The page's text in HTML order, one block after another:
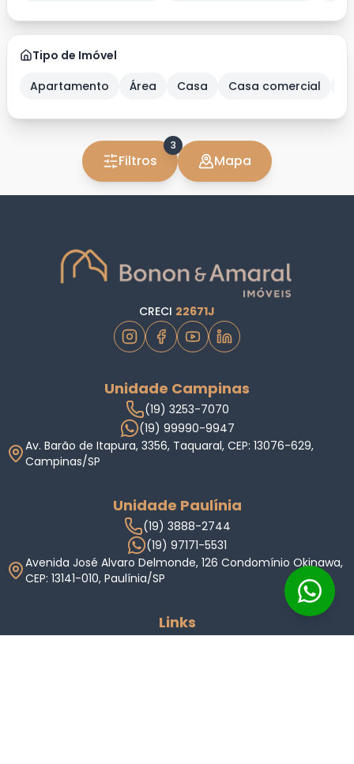
Filtros
3
Mapa
Tipo de Imóvel
Apartamento
Área Casa Casa comercial
CRECI 22671J
Unidade Campinas
(19) 3253-7070
(19) 99990-9947
Av. Barão de Itapura, 3356, Taquaral, CEP: 13076-629,
Campinas/SP
Unidade Paulínia
(19) 3888-2744
(19) 97171-5531
Avenida José Alvaro Delmonde, 126 Condomínio Okinawa,
CEP: 13141-010, Paulínia/SP
Links